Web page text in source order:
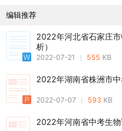
编辑推荐
2022年河北省石家庄
析）
2022-07-21 555 KB
2022年湖南省株洲市
2022-07-07 593 KB
2022年河南省中考生物